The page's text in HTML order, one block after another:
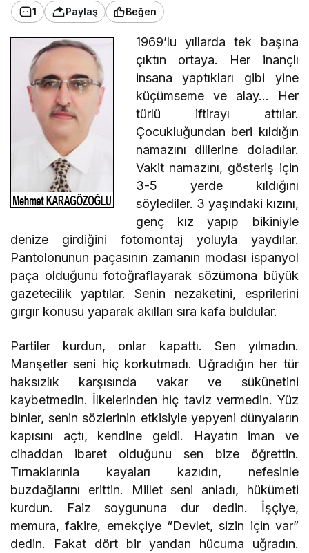
1 Paylaş Beğen
1969’lu yıllarda tek başına
çıktın ortaya. Her inançlı
insana yaptıkları gibi yine
küçümseme ve alay… Her
türlü iftirayı attılar.
Çocukluğundan beri kıldığın
namazını dillerine doladılar.
Vakit namazını, gösteriş için
3-5 yerde kıldığını
söylediler. 3 yaşındaki kızını,
genç kız yapıp bikiniyle
denize girdiğini fotomontaj yoluyla yaydılar.
Pantolonunun paçasının zamanın modası ispanyol
paça olduğunu fotoğraflayarak sözümona büyük
gazetecilik yaptılar. Senin nezaketini, esprilerini
gırgır konusu yaparak akılları sıra kafa buldular.
Partiler kurdun, onlar kapattı. Sen yılmadın.
Manşetler seni hiç korkutmadı. Uğradığın her tür
haksızlık karşısında vakar ve sükûnetini
kaybetmedin. İlkelerinden hiç taviz vermedin. Yüz
binler, senin sözlerinin etkisiyle yepyeni dünyaların
kapısını açtı, kendine geldi. Hayatın iman ve
cihaddan ibaret olduğunu sen bize öğrettin.
Tırnaklarınla kayaları kazıdın, nefesinle
buzdağlarını erittin. Millet seni anladı, hükümeti
kurdun. Faiz soygununa dur dedin. İşçiye,
memura, fakire, emekçiye “Devlet, sizin için var”
dedin. Fakat dört bir yandan hücuma uğradın.